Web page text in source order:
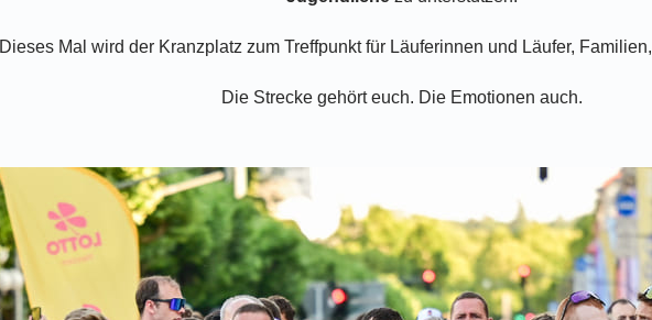
Dieses Mal wird der Kranzplatz zum Treffpunkt für Läuferinnen und Läufer,
Die Strecke gehört euch. Die Emotionen auch.